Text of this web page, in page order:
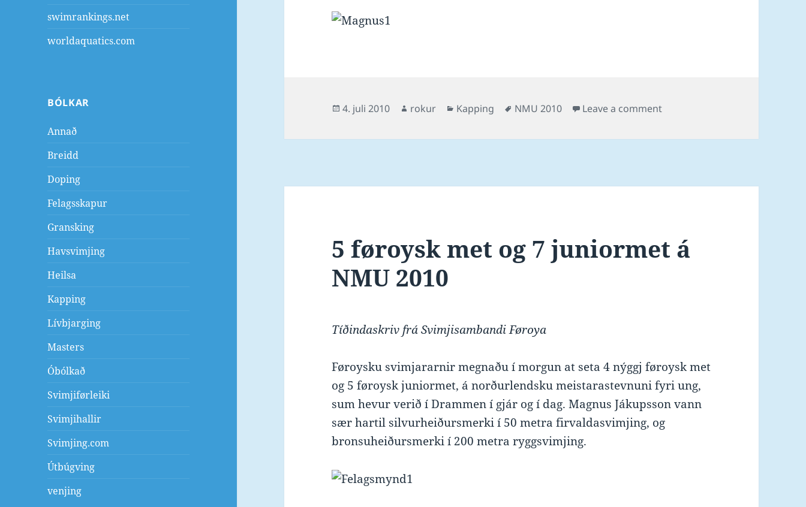
swimrankings.net
worldaquatics.com
BÓLKAR
Annað
Breidd
Doping
Felagsskapur
Gransking
Havsvimjing
Heilsa
Kapping
Lívbjarging
Masters
Óbólkað
Svimjiførleiki
Svimjihallir
Svimjing.com
Útbúgving
venjing
Posted
4. juli 2010 Author
rokur Categories
Kapping Tags
NMU 2010 Leave a commenton Móttøka fyri Magnusi í
5 føroysk met og 7 juniormet á
NMU 2010
Tíðindaskriv frá Svimjisambandi Føroya
Føroysku svimjararnir megnaðu í morgun at seta 4 nýggj føroysk met
og 5 føroysk juniormet, á norðurlendsku meistarastevnuni fyri ung,
sum hevur verið í Drammen í gjár og í dag. Magnus Jákupsson vann
sær hartil silvurheiðursmerki í 50 metra firvaldasvimjing, og
bronsuheiðursmerki í 200 metra ryggsvimjing.